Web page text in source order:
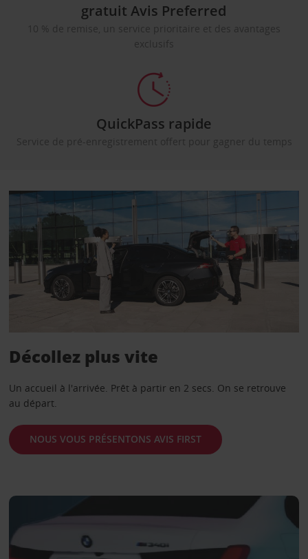
gratuit Avis Preferred
10 % de remise, un service prioritaire et des avantages
exclusifs
QuickPass rapide
Service de pré-enregistrement offert pour gagner du temps
Décollez plus vite
Un accueil à l'arrivée. Prêt à partir en 2 secs. On se retrouve
au départ.
NOUS VOUS PRÉSENTONS AVIS FIRST